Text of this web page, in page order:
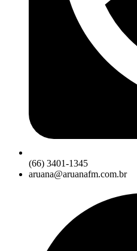
(66) 3401-1345
aruana@aruanafm.com.br